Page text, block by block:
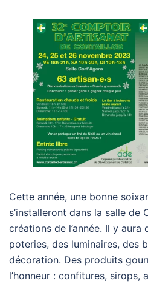
Cette année, une bonne
s’installeront dans la salle de
créations de l’année. Il y
poteries, des luminaires, des
décoration. Des produits
l’honneur : confitures, sirops,